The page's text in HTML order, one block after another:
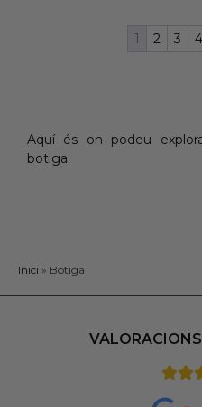
1 2 3 4
Aquí és on podeu
botiga.
Inici » Botiga